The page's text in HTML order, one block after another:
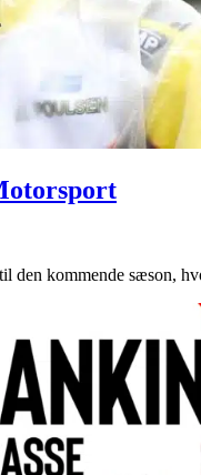
kommende sæson,